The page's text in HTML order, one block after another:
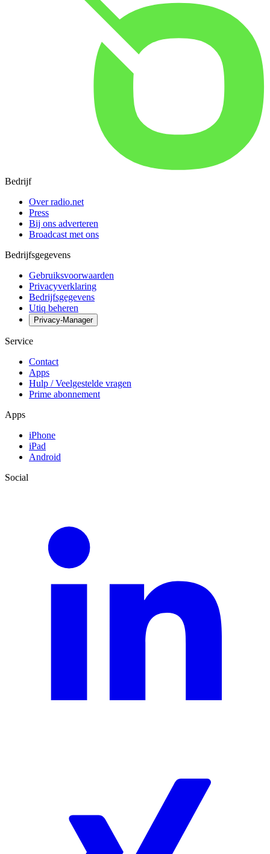
Bedrijf
Over radio.net
Press
Bij ons adverteren
Broadcast met ons
Bedrijfsgegevens
Gebruiksvoorwaarden
Privacyverklaring
Bedrijfsgegevens
Utiq beheren
Privacy-Manager
Service
Contact
Apps
Hulp / Veelgestelde vragen
Prime abonnement
Apps
iPhone
iPad
Android
Social